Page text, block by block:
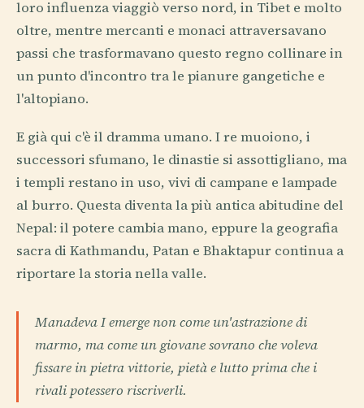
loro influenza viaggiò verso nord, in Tibet e molto
oltre, mentre mercanti e monaci attraversavano
passi che trasformavano questo regno collinare in
un punto d'incontro tra le pianure gangetiche e
l'altopiano.
E già qui c'è il dramma umano. I re muoiono, i
successori sfumano, le dinastie si assottigliano, ma
i templi restano in uso, vivi di campane e lampade
al burro. Questa diventa la più antica abitudine del
Nepal: il potere cambia mano, eppure la geografia
sacra di Kathmandu, Patan e Bhaktapur continua a
riportare la storia nella valle.
Manadeva I emerge non come un'astrazione di
marmo, ma come un giovane sovrano che voleva
fissare in pietra vittorie, pietà e lutto prima che i
rivali potessero riscriverli.